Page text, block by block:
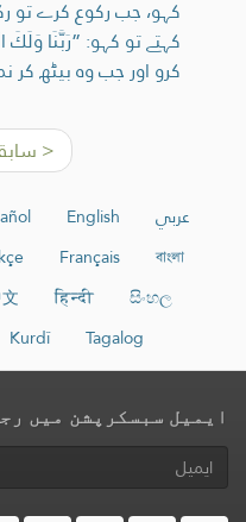
کہو، جب رکوع کرے تو
کہتے تو کہو: ”رَبَّنَا
کرو اور جب وہ بیٹھ کر
<
عربي English
বাংলা
Français
සිංහල
हिन्दी
Tagalog
Kurdî
ایمیل سبسکرپشن میں